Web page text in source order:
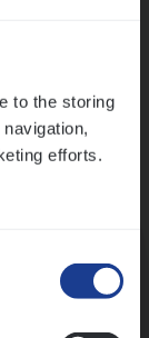
to the storing
efforts.